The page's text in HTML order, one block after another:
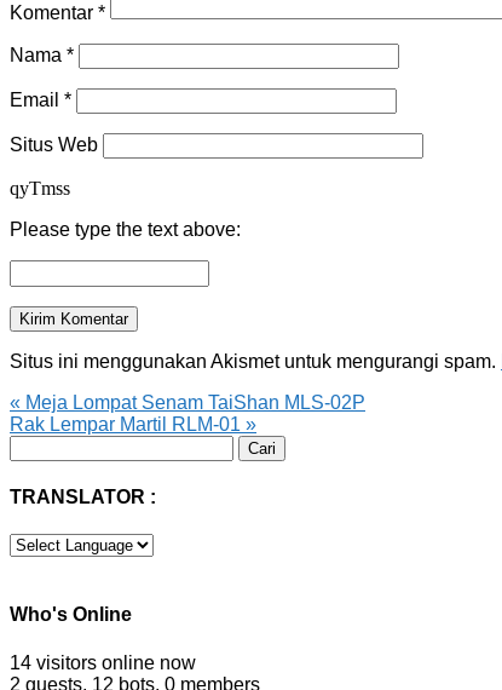
Komentar *
Nama *
Email *
Situs Web
qyTmss
Please type the text above:
Situs ini menggunakan Akismet untuk mengurangi spam.
« Meja Lompat Senam TaiShan MLS-02P
Rak Lempar Martil RLM-01 »
untuk:
TRANSLATOR :
Who's Online
14 visitors online now
2 guests, 12 bots, 0 members